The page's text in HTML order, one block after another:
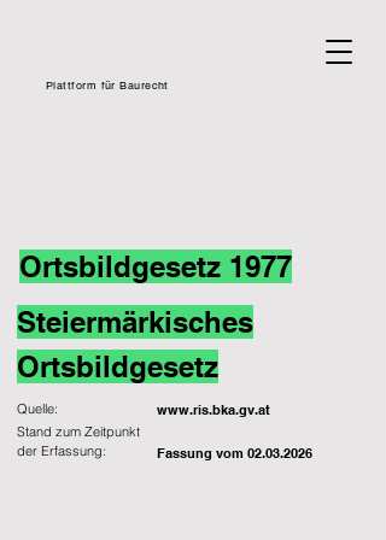
Plattform für Baurecht
Ortsbildgesetz 1977
Steiermärkisches
Ortsbildgesetz
Quelle: www.ris.bka.gv.at
Fassung vom 02.03.2026
Stand zum Zeitpunkt
der Erfassung: